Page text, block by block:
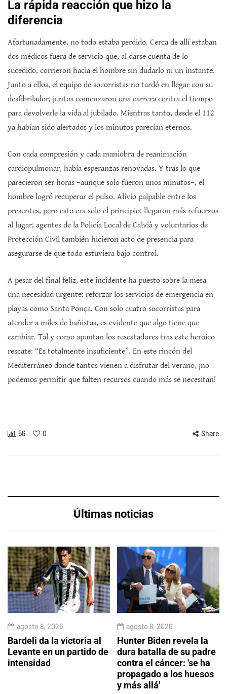
La rápida reacción que hizo la
diferencia
Afortunadamente, no todo estaba perdido. Cerca de allí estaban
dos médicos fuera de servicio que, al darse cuenta de lo
sucedido, corrieron hacia el hombre sin dudarlo ni un instante.
Junto a ellos, el equipo de socorristas no tardó en llegar con su
desfibrilador; juntos comenzaron una carrera contra el tiempo
para devolverle la vida al jubilado. Mientras tanto, desde el 112
ya habían sido alertados y los minutos parecían eternos.
Con cada compresión y cada maniobra de reanimación
cardiopulmonar, había esperanzas renovadas. Y tras lo que
parecieron ser horas –aunque solo fueron unos minutos–, el
hombre logró recuperar el pulso. Alivio palpable entre los
presentes, pero esto era solo el principio: llegaron más refuerzos
al lugar; agentes de la Policía Local de Calvià y voluntarios de
Protección Civil también hicieron acto de presencia para
asegurarse de que todo estuviera bajo control.
A pesar del final feliz, este incidente ha puesto sobre la mesa
una necesidad urgente: reforzar los servicios de emergencia en
playas como Santa Ponça. Con solo cuatro socorristas para
atender a miles de bañistas, es evidente que algo tiene que
cambiar. Tal y como apuntan los rescatadores tras este heroico
rescate: “Es totalmente insuficiente”. En este rincón del
Mediterráneo donde tantos vienen a disfrutar del verano, ¡no
podemos permitir que falten recursos cuando más se necesitan!
56 0 Share
Últimas noticias
agosto 8, 2026
Bardeli da la victoria al
Levante en un partido de
intensidad
agosto 8, 2026
Hunter Biden revela la
dura batalla de su padre
contra el cáncer: 'se ha
propagado a los huesos
y más allá'